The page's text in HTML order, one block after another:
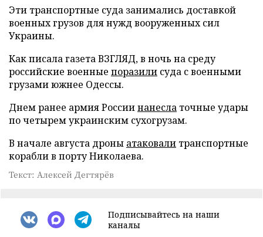
Эти транспортные суда занимались доставкой
военных грузов для нужд вооруженных сил
Украины.
Как писала газета ВЗГЛЯД, в ночь на среду
российские военные поразили суда с военными
грузами южнее Одессы.
Днем ранее армия Россиинанесла точные удары
по четырем украинским сухогрузам.
В начале августа дроны атаковали транспортные
корабли в порту Николаева.
Текст: Алексей Дегтярёв
Подписывайтесь на наши
каналы